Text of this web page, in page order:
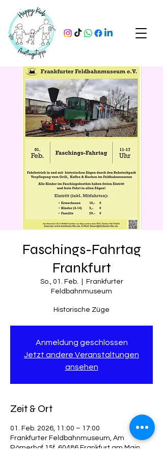
Faschings-Fahrtag
Frankfurt
So., 01. Feb.
Frankfurter
Feldbahnmuseum
Historische Züge
Anmeldung geschlossen
Jetzt andere Veranstaltungen
ansehen
Zeit & Ort
01. Feb. 2026, 11:00 – 17:00
Frankfurter Feldbahnmuseum, Am
Römerhof 15f, 60486 Frankfurt am Main,